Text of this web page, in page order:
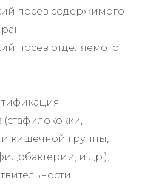
посев содержимого
посев отделяемого
кишечной группы,
и др.);